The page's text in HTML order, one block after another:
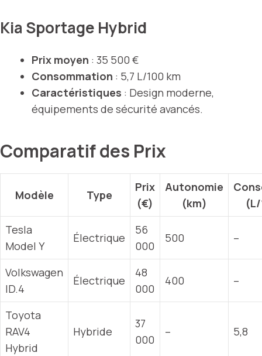
Kia Sportage Hybrid
Prix moyen : 35 500 €
Consommation : 5,7 L/100 km
Caractéristiques : Design moderne,
équipements de sécurité avancés.
Comparatif des Prix
Modèle Type
Prix
(€)
Autonomie
(km)
Tesla
Model Y
Électrique
56
000
500 –
Volkswagen
ID.4
Électrique
48
000
400 –
Toyota
RAV4
Hybrid
Hybride
37
000
– 5,8